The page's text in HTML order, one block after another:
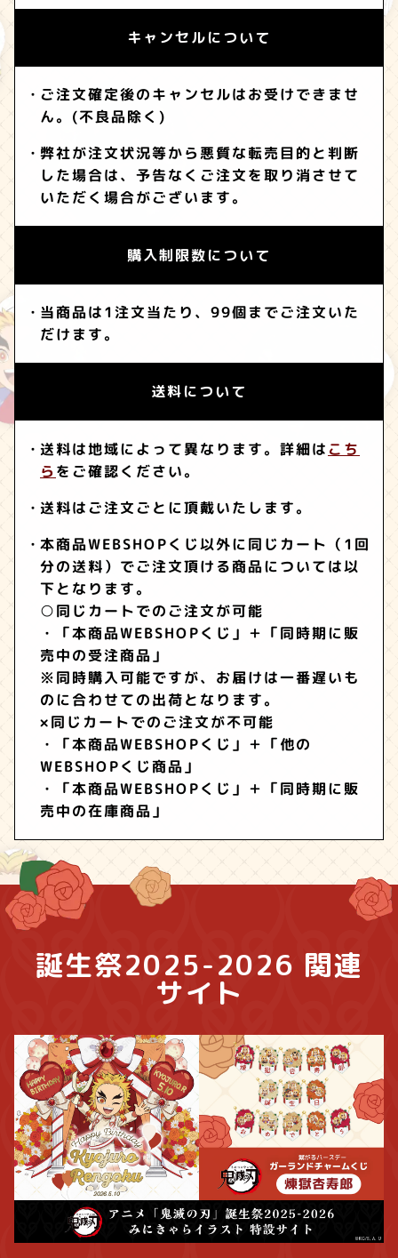
キャンセルについて
ご注文確定後のキャンセルはお受けできませ
ん。(不良品除く)
弊社が注文状況等から悪質な転売目的と判断
した場合は、予告なくご注文を取り消させて
いただく場合がございます。
購入制限数について
当商品は1注文当たり、99個までご注文いた
だけます。
送料について
送料は地域によって異なります。詳細は こち
らをご確認ください。
送料はご注文ごとに頂戴いたします。
本商品WEBSHOPくじ以外に同じカート（1回
分の送料）でご注文頂ける商品については以
下となります。
○同じカートでのご注文が可能
・「本商品WEBSHOPくじ」＋「同時期に販
売中の受注商品」
※同時購入可能ですが、お届けは一番遅いも
のに合わせての出荷となります。
×同じカートでのご注文が不可能
・「本商品WEBSHOPくじ」＋「他の
WEBSHOPくじ商品」
・「本商品WEBSHOPくじ」＋「同時期に販
売中の在庫商品」
誕生祭2025-2026 関連
サイト